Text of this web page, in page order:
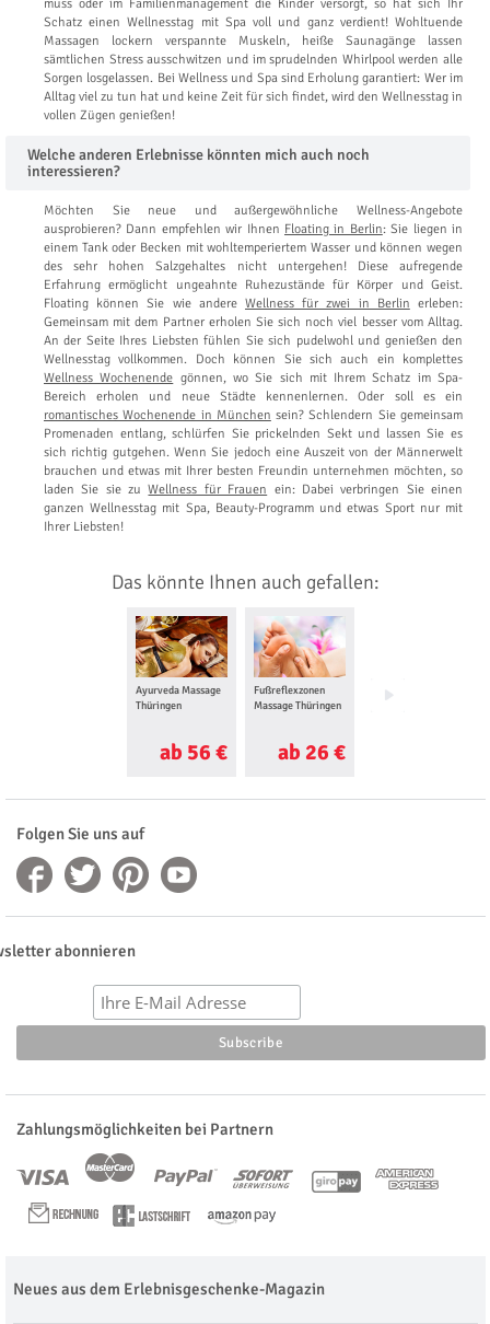
muss oder im Familienmanagement die Kinder versorgt, so hat sich Ihr
Schatz einen Wellnesstag mit Spa voll und ganz verdient! Wohltuende
Massagen lockern verspannte Muskeln, heiße Saunagänge lassen
sämtlichen Stress ausschwitzen und im sprudelnden Whirlpool werden alle
Sorgen losgelassen. Bei Wellness und Spa sind Erholung garantiert: Wer im
Alltag viel zu tun hat und keine Zeit für sich findet, wird den Wellnesstag in
vollen Zügen genießen!
Welche anderen Erlebnisse könnten mich auch noch
interessieren?
Möchten Sie neue und außergewöhnliche Wellness-Angebote
ausprobieren? Dann empfehlen wir Ihnen Floating in Berlin: Sie liegen in
einem Tank oder Becken mit wohltemperiertem Wasser und können wegen
des sehr hohen Salzgehaltes nicht untergehen! Diese aufregende
Erfahrung ermöglicht ungeahnte Ruhezustände für Körper und Geist.
Floating können Sie wie andere Wellness für zwei in Berlin erleben:
Gemeinsam mit dem Partner erholen Sie sich noch viel besser vom Alltag.
An der Seite Ihres Liebsten fühlen Sie sich pudelwohl und genießen den
Wellnesstag vollkommen. Doch können Sie sich auch ein komplettes
Wellness Wochenende gönnen, wo Sie sich mit Ihrem Schatz im Spa-
Bereich erholen und neue Städte kennenlernen. Oder soll es ein
romantisches Wochenende in München sein? Schlendern Sie gemeinsam
Promenaden entlang, schlürfen Sie prickelnden Sekt und lassen Sie es
sich richtig gutgehen. Wenn Sie jedoch eine Auszeit von der Männerwelt
brauchen und etwas mit Ihrer besten Freundin unternehmen möchten, so
laden Sie sie zuWellness für Frauen ein: Dabei verbringen Sie einen
ganzen Wellnesstag mit Spa, Beauty-Programm und etwas Sport nur mit
Ihrer Liebsten!
Das könnte Ihnen auch gefallen:
Ayurveda Massage
Thüringen
ab 56 €
Fußreflexzonen
Massage Thüringen
ab 26 €
Lomi Lomi Massage
Folgen Sie uns auf
abonnieren
Zahlungsmöglichkeiten bei Partnern
Neues aus dem Erlebnisgeschenke-Magazin